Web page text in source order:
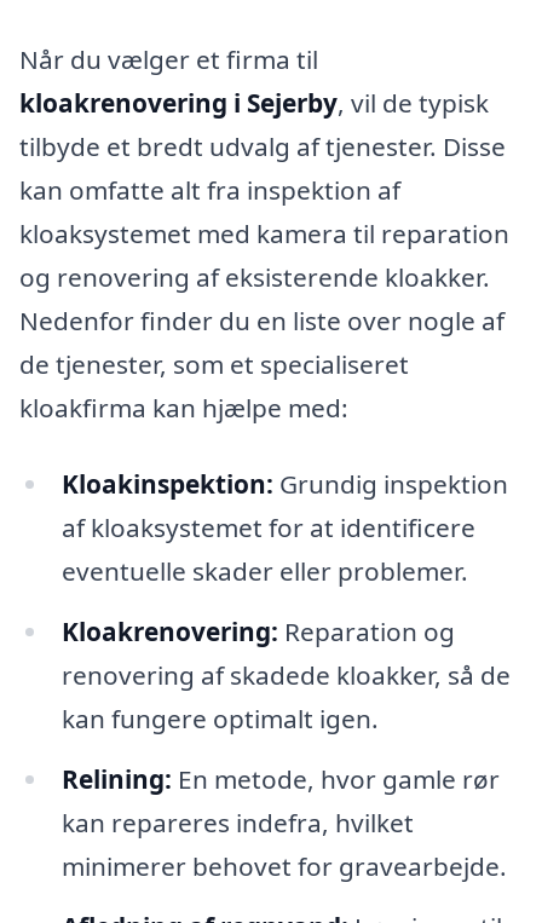
Når du vælger et firma til
kloakrenovering i Sejerby, vil de typisk
tilbyde et bredt udvalg af tjenester. Disse
kan omfatte alt fra inspektion af
kloaksystemet med kamera til reparation
og renovering af eksisterende kloakker.
Nedenfor finder du en liste over nogle af
de tjenester, som et specialiseret
kloakfirma kan hjælpe med:
Kloakinspektion: Grundig inspektion
af kloaksystemet for at identificere
eventuelle skader eller problemer.
Kloakrenovering: Reparation og
renovering af skadede kloakker, så de
kan fungere optimalt igen.
Relining: En metode, hvor gamle rør
kan repareres indefra, hvilket
minimerer behovet for gravearbejde.